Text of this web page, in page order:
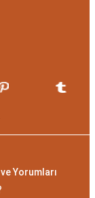
Kasım
Bu
ve derin
temel
ve tutku
için
Yorumları